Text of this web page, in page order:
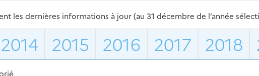
les dernières informations à jour (au 31 décembre de l’année
2014 2015 2016 2017 2018